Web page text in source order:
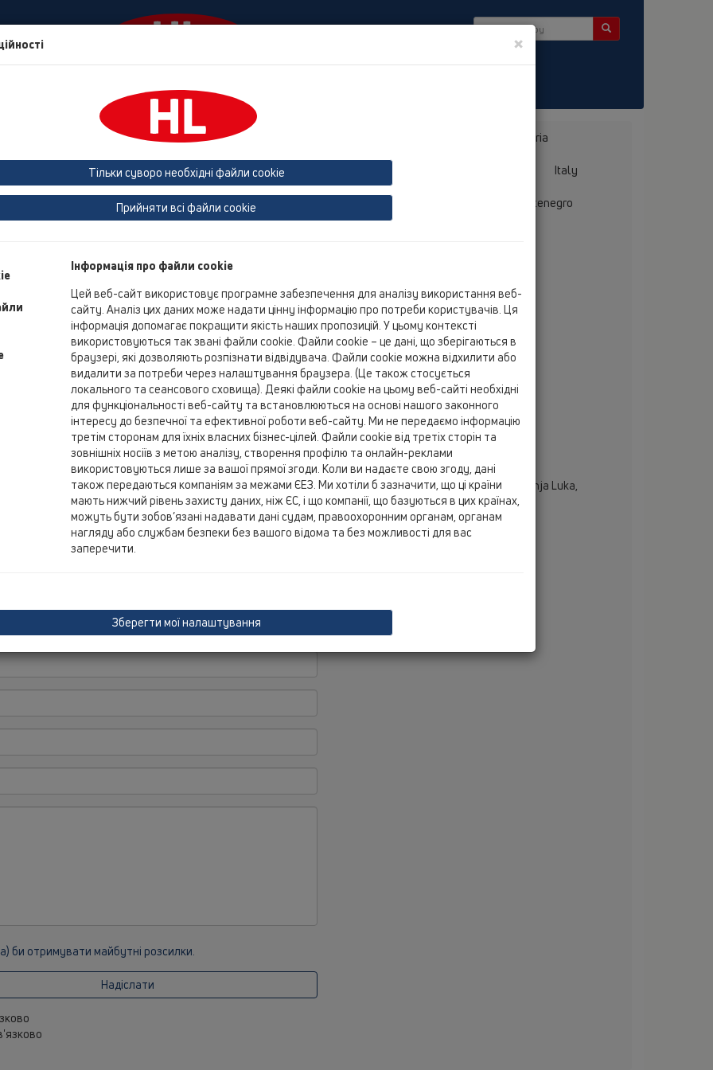
Фирма HL Дім
(Estonia, Latvia, Lithuania) Belgium, Luxembourg, Netherlands
Bulgaria
Norway, Sweden France GB, Ireland, Iceland, USA
Italy
Moldavia Poland Portugal, Spain
Serbia, Montenegro
би отримувати майбутні розсилки.
Надіслати
Ozmer d.o.o
Nedima Filipovića br.27/1
71000 Sarajevo BIH
tel
+387 33 717 785/787
fax
+387 33 717 785/787
mobile +387 61 158 245
email
ozmer@bih.net.ba
Luk d.o.o. Sarajevo
Pijačna 14-C, 71000 Sarajevo,
Bosna i Hercegovina
Luk poslovnice : Sarajevo- Kovačići, Banja Luka,
Mostar, Tuzla, Visoko
tel
+387 33 777 806
fax
+387 33 777 801
×
Тільки суворо необхідні файли cookie
Прийняти всі файли cookie
Інформація про файли cookie
Цей веб-сайт використовує програмне забезпечення для аналізу використання веб-
сайту. Аналіз цих даних може надати цінну інформацію про потреби користувачів. Ця
інформація допомагає покращити якість наших пропозицій. У цьому контексті
використовуються так звані файли cookie. Файли cookie – це дані, що зберігаються в
браузері, які дозволяють розпізнати відвідувача. Файли cookie можна відхилити або
видалити за потреби через налаштування браузера. (Це також стосується
локального та сеансового сховища). Деякі файли cookie на цьому веб-сайті необхідні
для функціональності веб-сайту та встановлюються на основі нашого законного
інтересу до безпечної та ефективної роботи веб-сайту. Ми не передаємо інформацію
третім сторонам для їхніх власних бізнес-цілей. Файли cookie від третіх сторін та
зовнішніх носіїв з метою аналізу, створення профілю та онлайн-реклами
використовуються лише за вашої прямої згоди. Коли ви надаєте свою згоду, дані
також передаються компаніям за межами ЄЕЗ. Ми хотіли б зазначити, що ці країни
мають нижчий рівень захисту даних, ніж ЄС, і що компанії, що базуються в цих країнах,
можуть бути зобов’язані надавати дані судам, правоохоронним органам, органам
нагляду або службам безпеки без вашого відома та без можливості для вас
заперечити.
Зберегти мої налаштування